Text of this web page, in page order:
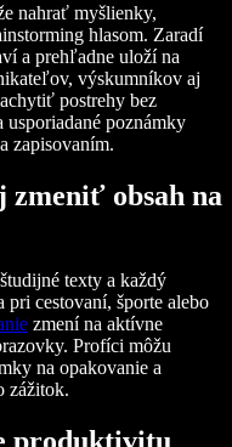
nahrať myšlienky,
hlasom. Zaradí
a prehľadne uloží na
výskumníkov aj
postrehy bez
usporiadané poznámky
zapisovaním.
zmeniť obsah na
texty a každý
pri cestovaní, športe alebo
zmení na aktívne
Profíci môžu
na opakovanie a
zážitok.
produktivitu